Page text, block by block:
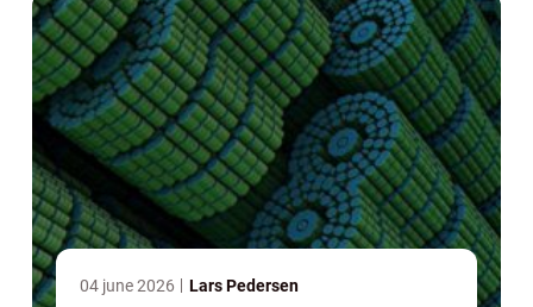
04 june 2026 Lars Pedersen